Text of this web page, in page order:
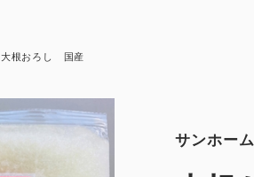
大根おろし 国産
サンホーム